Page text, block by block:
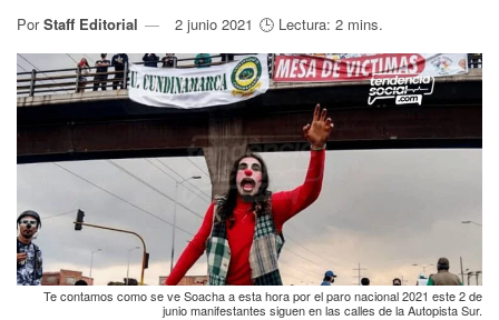
Por Staff Editorial 2 junio 2021 🕒 Lectura: 2 mins.
Te contamos como se ve Soacha a esta hora por el paro nacional 2021 este 2 de
junio manifestantes siguen en las calles de la Autopista Sur.